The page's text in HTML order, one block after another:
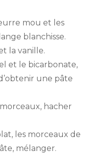
mou et les
blanchisse.
la vanille.
et le bicarbonate,
une pâte
hacher
les morceaux de
mélanger.